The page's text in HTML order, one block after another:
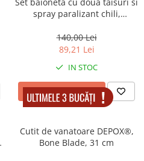
spray paralizant chili,
140,00 Lei
89,21 Lei
IN STOC
ADAUGA IN COS
Cutit de vanatoare DEPOX®,
Bone Blade, 31 cm